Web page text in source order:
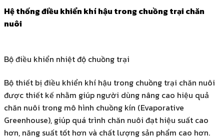
Hệ thống điều khiển khí hậu trong chuồng trại chăn
nuôi
Bộ điều khiển nhiệt độ chuồng trại
Bộ thiết bị điều khiển khí hậu trong chuồng trại chăn nuôi
được thiết kế nhằm giúp người dùng nâng cao hiệu quả
chăn nuôi trong mô hình chuồng kín (Evaporative
Greenhouse), giúp quá trình chăn nuôi đạt hiệu suất cao
hơn, năng suất tốt hơn và chất lượng sản phẩm cao hơn.